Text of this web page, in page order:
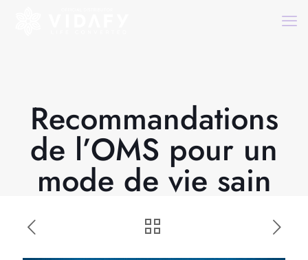
Recommandations
de l’OMS pour un
mode de vie sain